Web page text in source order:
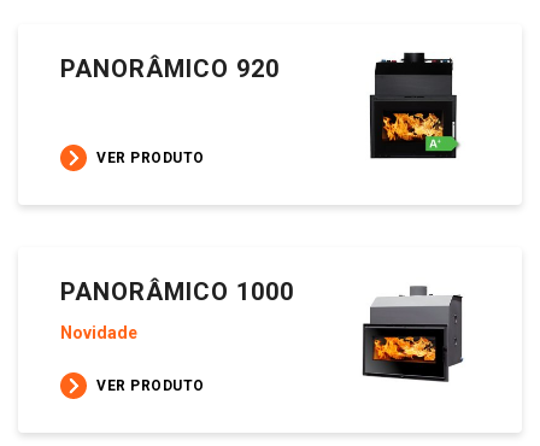
PANORÂMICO 920
VER PRODUTO
PANORÂMICO 1000
Novidade
VER PRODUTO